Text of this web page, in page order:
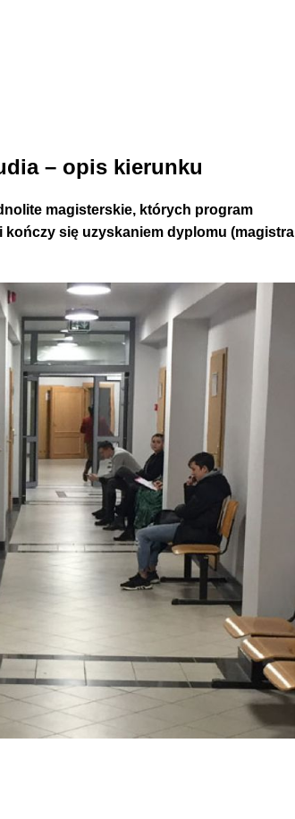
– opis kierunku
magisterskie, których program
kończy się uzyskaniem dyplomu (magistra